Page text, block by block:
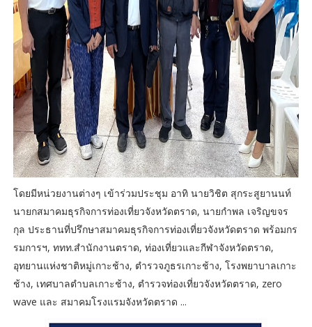
โดยมีหน่วยงานต่างๆ เข้าร่วมประชุม อาทิ นายวิชิต สุกระสูยานนท์
นายกสมาคมธุรกิจการท่องเที่ยวจังหวัดตราด, นายกำพล เจริญขจร
กุล ประธานที่ปรึกษาสมาคมธุรกิจการท่องเที่ยวจังหวัดตราด พร้อมกร
รมการฯ, ททท.สำนักงานตราด, ท่องเที่ยวและกีฬาจังหวัดตราด,
อุทยานแห่งชาติหมู่เกาะช้าง, ตำรวจภูธรเกาะช้าง, โรงพยาบาลเกาะ
ช้าง, เทศบาลตำบลเกาะช้าง, ตำรวจท่องเที่ยวจังหวัดตราด, zero
wave และ สมาคมโรงแรมจังหวัดตราด ...